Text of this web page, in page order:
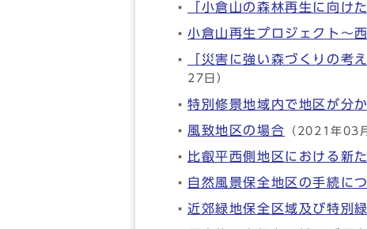
「小倉山の森林再生に向け
小倉山再生プロジェクト～
「災害に強い森づくりの考
27日）
特別修景地域内で地区が分
風致地区の場合 （2021年03
比叡平西側地区における新
自然風景保全地区の手続に
近郊緑地保全区域及び特別